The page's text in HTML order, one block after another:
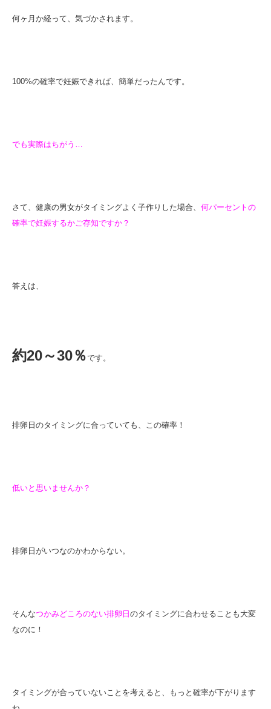
何ヶ月か経って、気づかされます。
100%の確率で妊娠できれば、簡単だったんです。
でも実際はちがう…
さて、健康の男女がタイミングよく子作りした場合、 何パーセントの
確率で妊娠するかご存知ですか？
答えは、
約20～30％です。
排卵日のタイミングに合っていても、この確率！
低いと思いませんか？
排卵日がいつなのかわからない。
そんなつかみどころのない排卵日 のタイミングに合わせることも大変
なのに！
タイミングが合っていないことを考えると、もっと確率が下がります